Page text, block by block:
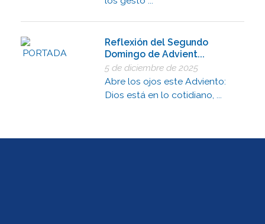
Reflexión del Segundo
Domingo de Advient...
5 de diciembre de 2025
Abre los ojos este Adviento:
Dios está en lo cotidiano, ...